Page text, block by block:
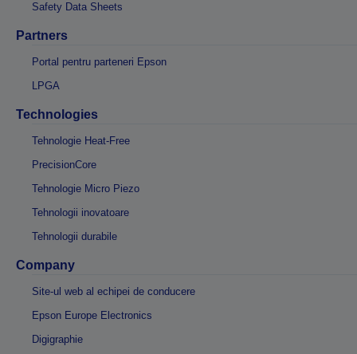
Safety Data Sheets
Partners
Portal pentru parteneri Epson
LPGA
Technologies
Tehnologie Heat-Free
PrecisionCore
Tehnologie Micro Piezo
Tehnologii inovatoare
Tehnologii durabile
Company
Site-ul web al echipei de conducere
Epson Europe Electronics
Digigraphie